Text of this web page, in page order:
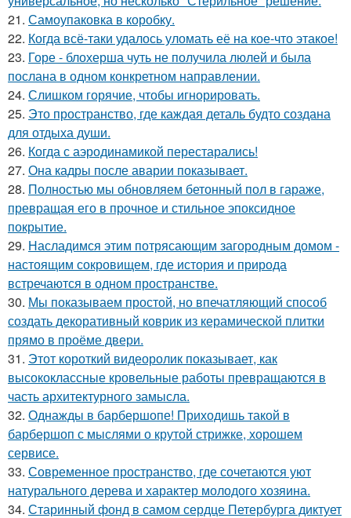
21. Самоупаковка в коробку.
22. Когда всё-таки удалось уломать её на кое-что этакое!
23. Горе - блохерша чуть не получила люлей и была
послана в одном конкретном направлении.
24. Слишком горячие, чтобы игнорировать.
25. Это пространство, где каждая деталь будто создана
для отдыха души.
26. Когда с аэродинамикой перестарались!
27. Она кадры после аварии показывает.
28. Полностью мы обновляем бетонный пол в гараже,
превращая его в прочное и стильное эпоксидное
покрытие.
29. Насладимся этим потрясающим загородным домом -
настоящим сокровищем, где история и природа
встречаются в одном пространстве.
30. Мы показываем простой, но впечатляющий способ
создать декоративный коврик из керамической плитки
прямо в проёме двери.
31. Этот короткий видеоролик показывает, как
высококлассные кровельные работы превращаются в
часть архитектурного замысла.
32. Однажды в барбершопе! Приходишь такой в
барбершоп с мыслями о крутой стрижке, хорошем
сервисе.
33. Современное пространство, где сочетаются уют
натурального дерева и характер молодого хозяина.
34. Старинный фонд в самом сердце Петербурга диктует